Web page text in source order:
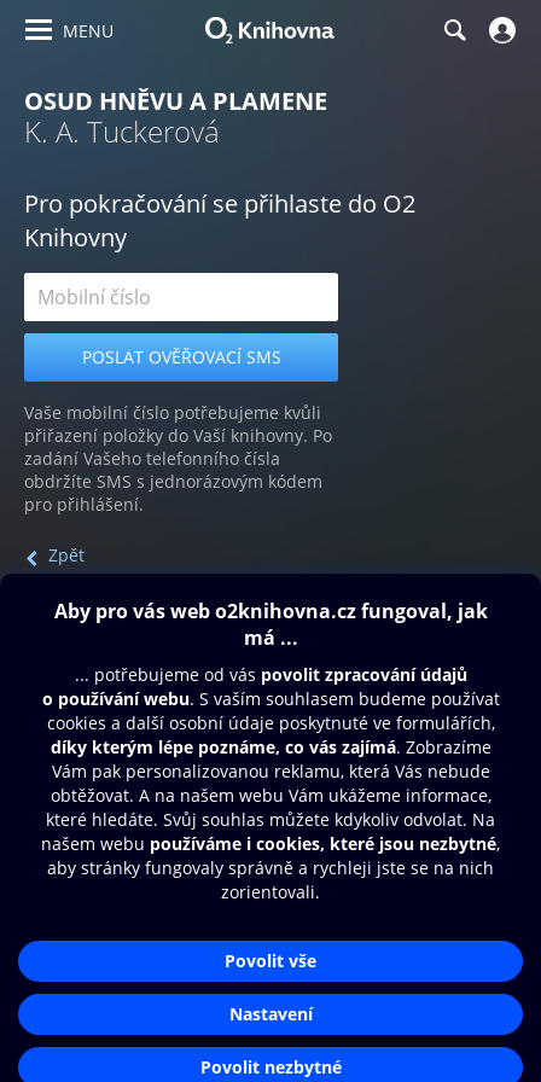
MENU
OSUD HNĚVU A PLAMENE
K. A. Tuckerová
Pro pokračování se přihlaste do O2
Knihovny
Vaše mobilní číslo potřebujeme kvůli
přiřazení položky do Vaší knihovny. Po
zadání Vašeho telefonního čísla
obdržíte SMS s jednorázovým kódem
pro přihlášení.
Zpět
Obsah ke stažení
Moje O2 Knihovna
Další zábava
© O2 Czech Republic a.s.
Přístupnost
Zásady zpracování osobních údajů
Nastavení cookies
Aplikace O2 Knihovna
Čti a poslouchej své e-knihy a
audioknihy rychleji a pohodlněji.